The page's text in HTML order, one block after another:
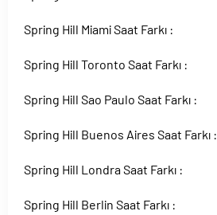
Spring Hill Miami Saat Farkı :
Spring Hill Toronto Saat Farkı :
Spring Hill Sao Paulo Saat Farkı :
Spring Hill Buenos Aires Saat Farkı :
Spring Hill Londra Saat Farkı :
Spring Hill Berlin Saat Farkı :